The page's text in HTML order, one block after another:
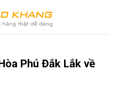
Phú Đắk Lắk về